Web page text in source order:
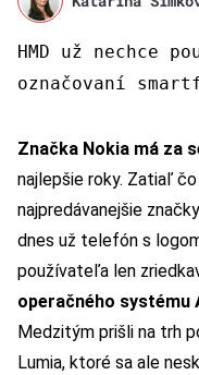
HMD už nechce
označovaní
Značka Nokia má za
najlepšie roky. Zatiaľ
najpredávanejšie
dnes už telefón s
používateľa len
operačného systému
Medzitým prišli na trh
Lumia, ktoré sa ale